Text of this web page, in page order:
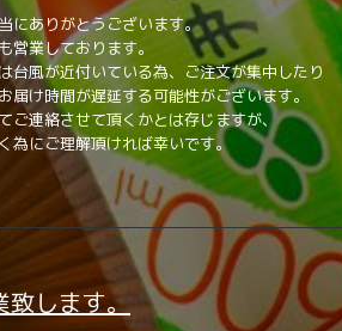
にありがとうございます。
営業しております。
台風が近付いている為、ご注文が集中したり
届け時間が遅延する可能性がございます。
ご連絡させて頂くかとは存じますが、
為にご理解頂ければ幸いです。
します。